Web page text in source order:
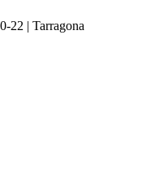
22 | Tarragona